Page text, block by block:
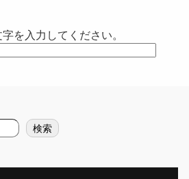
を入力してください。
検索